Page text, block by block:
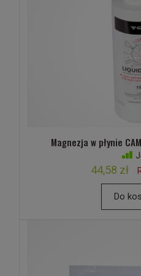
Magnezja w płynie
44,58 zł
Do